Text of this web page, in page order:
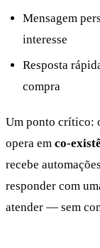
Mensagem
interesse
Resposta
compra
Um ponto crítico:
opera em co-
recebe
responder com
atender — sem